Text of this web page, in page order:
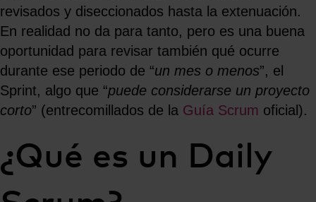
revisados y diseccionados hasta la extenuación.
En realidad no da para tanto, pero es una buena
oportunidad para revisar también qué ocurre
durante ese periodo de “un mes o menos”, el
Sprint, algo que “puede considerarse un proyecto
corto” (entrecomillados de la Guía Scrum oficial).
¿Qué es un Daily